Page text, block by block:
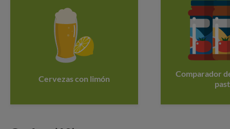
Cervezas con limón
Comparador